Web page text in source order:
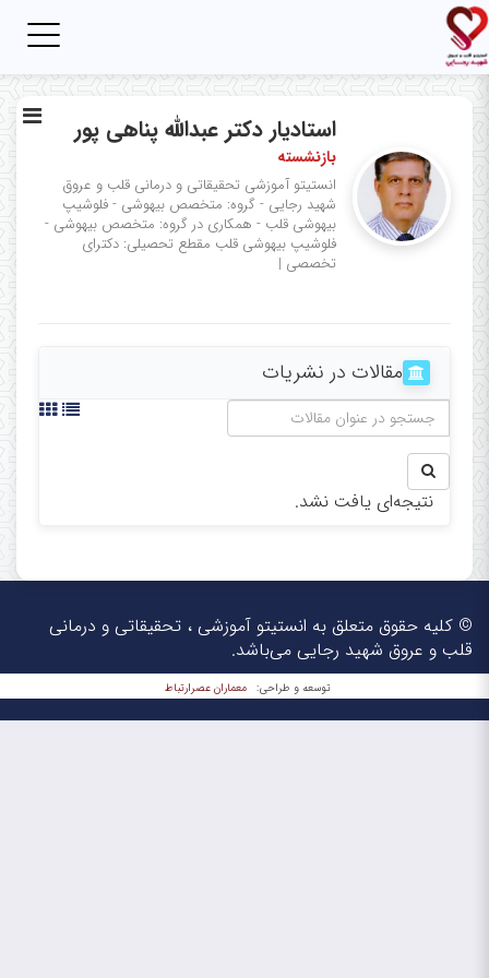
استادیار دکتر عبدالله پناهی پور
بازنشسته
انستیتو آموزشی تحقیقاتی و درمانی قلب و عروق
شهید رجایی - گروه: متخصص بیهوشی - فلوشیپ
بیهوشی قلب - همکاری در گروه: متخصص بیهوشی -
فلوشیپ بیهوشی قلب مقطع تحصیلی: دکترای
تخصصی |
مقالات در نشریات
نتیجه‌ای یافت نشد.
© کلیه حقوق متعلق به انستیتو آموزشی ، تحقیقاتی و درمانی
قلب و عروق شهید رجایی می‌باشد.
توسعه و طراحی: معماران عصر‌ارتباط